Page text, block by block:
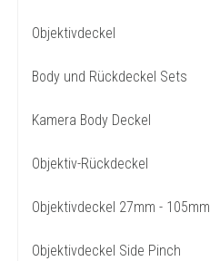
Objektivdeckel
Body und Rückdeckel Sets
Kamera Body Deckel
Objektiv-Rückdeckel
Objektivdeckel 27mm - 105mm
Objektivdeckel Side Pinch